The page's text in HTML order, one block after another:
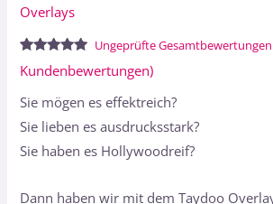
Overlays
Bewertet
mit5.00
basierend
2
Kundenbewertungen
Ungeprüfte Gesamtbewertungen
Kundenbewertungen)
Sie mögen es effektreich?
Sie lieben es ausdrucksstark?
Sie haben es Hollywoodreif?
Dann haben wir mit dem Taydoo